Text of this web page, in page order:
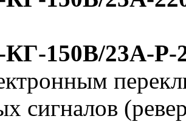
150В/23А-Р-
сигналов